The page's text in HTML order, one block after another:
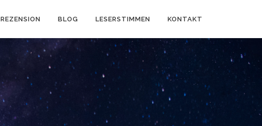
REZENSION BLOG LESERSTIMMEN KONTAKT